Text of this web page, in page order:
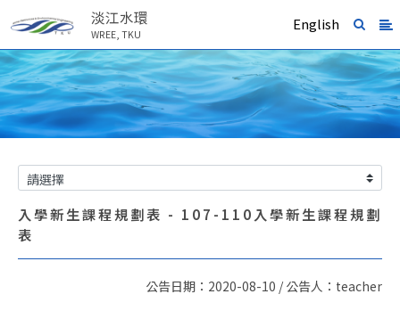
淡江水環
WREE, TKU
English
入學新生課程規劃表 - 107-110入學新生課程規劃
表
公告日期：2020-08-10 / 公告人：teacher